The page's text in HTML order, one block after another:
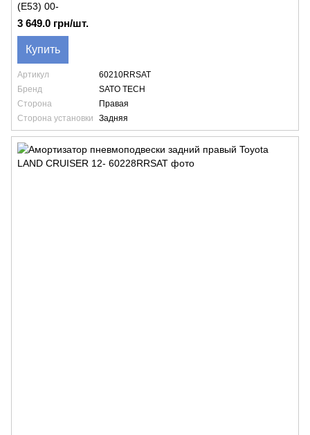
(E53) 00-
3 649.0 грн/шт.
Купить
Артикул
60210RRSAT
Бренд
SATO TECH
Сторона
Правая
Сторона установки
Задняя